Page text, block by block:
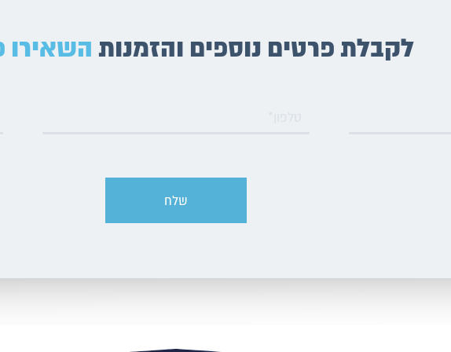
לקבלת פרטים נוספים והזמנות השאירו